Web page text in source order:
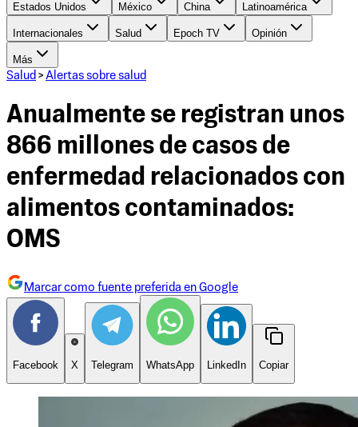
Estados Unidos México China Latinoamérica
Internacionales Salud Epoch TV Opinión
Más
Salud > Alertas sobre salud
Anualmente se registran unos
866 millones de casos de
enfermedad relacionados con
alimentos contaminados:
OMS
Marcar como fuente preferida en Google
Facebook X Telegram WhatsApp LinkedIn Copiar